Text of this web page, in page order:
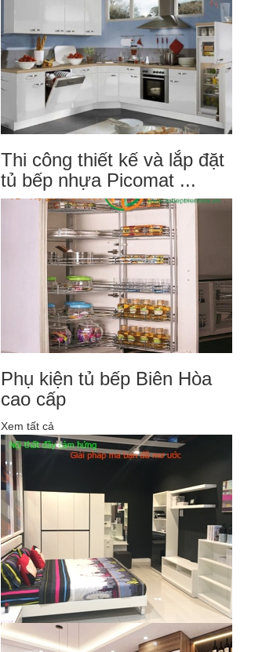
Thi công thiết kế và lắp đặt
tủ bếp nhựa Picomat ...
Phụ kiện tủ bếp Biên Hòa
cao cấp
Xem tất cả